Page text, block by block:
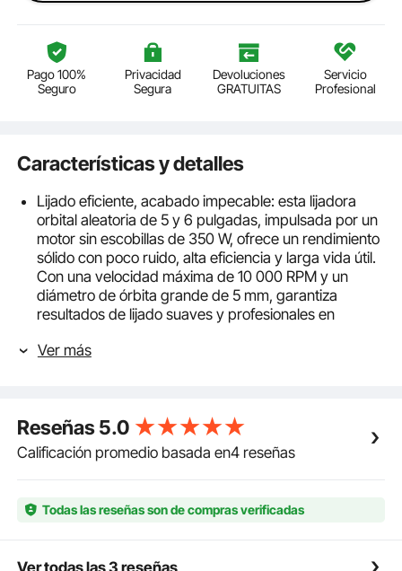
Pago 100%
Seguro
Privacidad
Segura
Devoluciones
GRATUITAS
Servicio
Profesional
Características y detalles
Lijado eficiente, acabado impecable: esta lijadora
orbital aleatoria de 5 y 6 pulgadas, impulsada por un
motor sin escobillas de 350 W, ofrece un rendimiento
sólido con poco ruido, alta eficiencia y larga vida útil.
Con una velocidad máxima de 10 000 RPM y un
diámetro de órbita grande de 5 mm, garantiza
resultados de lijado suaves y profesionales en
Kit de lijado completo: esta lijadora de palma eléctrica
de varios granos, que van desde 80 a 320, para
abordar sin esfuerzo diferentes superficies como
madera, metal, paredes, masilla para automóviles,
Control de precisión de 6 velocidades: con 6
velocidades disponibles que van desde 4000 a 10
a cada tarea con precisión y facilidad. Ya sea que
Ver más
Reseñas5.0
Calificación promedio basada en4 reseñas
Todas las reseñas son de compras verificadas